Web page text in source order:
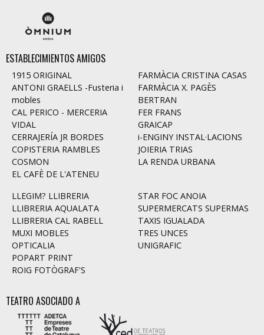
ESTABLECIMIENTOS AMIGOS
1915 ORIGINAL
ANTONI GRAELLS -Fusteria i
mobles
CAL PERICO - MERCERIA
VIDAL
CERRAJERÍA JR BORDES
COPISTERIA RAMBLES
COSMON
EL CAFÈ DE L'ATENEU
FARMÀCIA CRISTINA CASAS
FARMÀCIA X. PAGÈS
BERTRAN
FER FRANS
GRAICAP
i-ENGINY INSTAL·LACIONS
JOIERIA TRIAS
LA RENDA URBANA
LLEGIM? LLIBRERIA
LLIBRERIA AQUALATA
LLIBRERIA CAL RABELL
MUXI MOBLES
OPTICALIA
POPART PRINT
ROIG FOTÒGRAF'S
STAR FOC ANOIA
SUPERMERCATS SUPERMAS
TAXIS IGUALADA
TRES UNCES
UNIGRAFIC
TEATRO ASOCIADO A